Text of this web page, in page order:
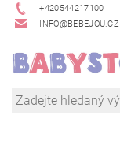
+420544217100
INFO@BEBEJOU.CZ